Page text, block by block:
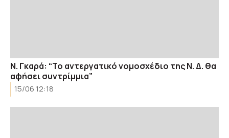
Ν. Γκαρά: “Το αντεργατικό νομοσχέδιο της Ν. Δ. θα
αφήσει συντρίμμια”
15/06 12:18